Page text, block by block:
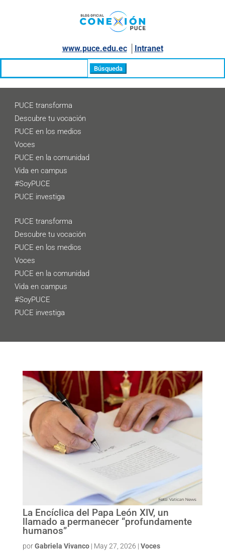
www.puce.edu.ec│ Intranet
PUCE transforma
Descubre tu vocación
PUCE en los medios
Voces
PUCE en la comunidad
Vida en campus
#SoyPUCE
PUCE investiga
PUCE transforma
Descubre tu vocación
PUCE en los medios
Voces
PUCE en la comunidad
Vida en campus
#SoyPUCE
PUCE investiga
La Encíclica del Papa León XIV, un
llamado a permanecer “profundamente
humanos”
porGabriela Vivanco| May 27, 2026 | Voces